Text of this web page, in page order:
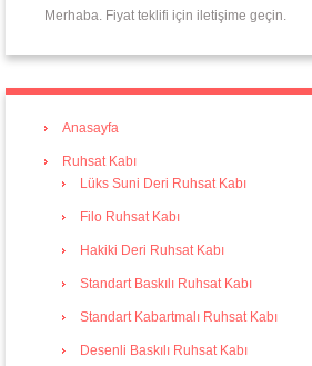
Merhaba. Fiyat teklifi için iletişime geçin.
Anasayfa
Ruhsat Kabı
Lüks Suni Deri Ruhsat Kabı
Filo Ruhsat Kabı
Hakiki Deri Ruhsat Kabı
Standart Baskılı Ruhsat Kabı
Standart Kabartmalı Ruhsat Kabı
Desenli Baskılı Ruhsat Kabı